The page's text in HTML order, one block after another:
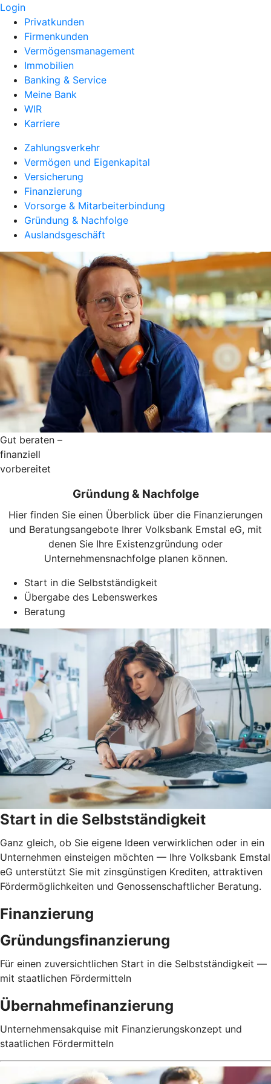
Login
Privatkunden
Firmenkunden
Vermögensmanagement
Immobilien
Banking & Service
Meine Bank
WIR
Karriere
Zahlungsverkehr
Vermögen und Eigenkapital
Versicherung
Finanzierung
Vorsorge & Mitarbeiterbindung
Gründung & Nachfolge
Auslandsgeschäft
Gut beraten –
finanziell
vorbereitet
Gründung & Nachfolge
Hier finden Sie einen Überblick über die Finanzierungen
und Beratungsangebote Ihrer Volksbank Emstal eG, mit
denen Sie Ihre Existenzgründung oder
Unternehmensnachfolge planen können.
Start in die Selbstständigkeit
Übergabe des Lebenswerkes
Beratung
Start in die Selbstständigkeit
Ganz gleich, ob Sie eigene Ideen verwirklichen oder in ein
Unternehmen einsteigen möchten — Ihre Volksbank Emstal
eG unterstützt Sie mit zinsgünstigen Krediten, attraktiven
Fördermöglichkeiten und Genossenschaftlicher Beratung.
Finanzierung
Gründungsfinanzierung
Für einen zuversichtlichen Start in die Selbstständigkeit —
mit staatlichen Fördermitteln
Übernahmefinanzierung
Unternehmensakquise mit Finanzierungskonzept und
staatlichen Fördermitteln